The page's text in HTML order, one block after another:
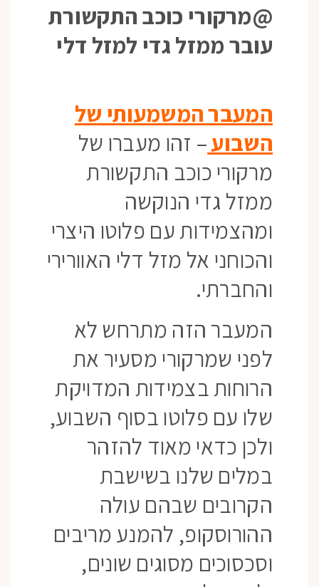
@מרקורי כוכב התקשורת
עובר ממזל גדי למזל דלי
המעבר המשמעותי של
השבוע– זהו מעברו של
מרקורי כוכב התקשורת
ממזל גדי הנוקשה
ומהצמידות עם פלוטו היצרי
והכוחני אל מזל דלי האוורירי
והחברתי.
המעבר הזה מתרחש לא
לפני שמרקורי מסעיר את
הרוחות בצמידות המדויקת
שלו עם פלוטו בסוף השבוע,
ולכן כדאי מאוד להזהר
במלים שלנו בשישבת
הקרובים שבהם עולה
ההורוסקופ, להמנע מריבים
וסכסוכים מסוגים שונים,